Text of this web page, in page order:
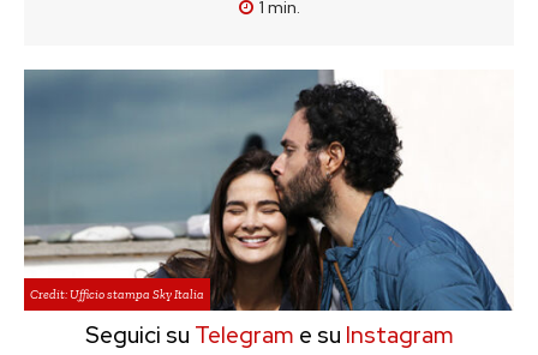
1 min.
Credit: Ufficio stampa Sky Italia
Seguici su Telegram e su Instagram